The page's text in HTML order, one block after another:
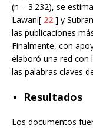
(n = 3.232), se
Lawani[ 22 ] y
las publicaciones
Finalmente, con
elaboró una red con
las palabras claves
Resultados
Los documentos